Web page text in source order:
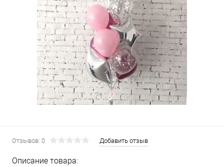
Отзывов: 0 Добавить отзыв
Описание товара: